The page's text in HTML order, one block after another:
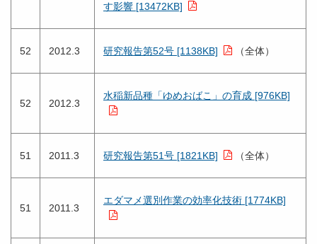
す影響 [13472KB]
52 2012.3 研究報告第52号 [1138KB] （全体）
52 2012.3
水稲新品種「ゆめおばこ」の育成 [976KB]
51 2011.3 研究報告第51号 [1821KB] （全体）
51 2011.3
エダマメ選別作業の効率化技術 [1774KB]